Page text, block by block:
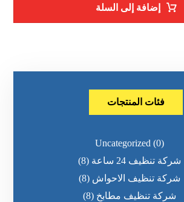
إضافة إلى السلة
فئات المنتجات
Uncategorized (0)
شركة تنظيف 24 ساعة
(8)
شركة تنظيف الاحواش (8)
شركة تنظيف مطابخ (8)